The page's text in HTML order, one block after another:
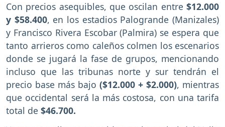
Con precios asequibles, que oscilan entre $12.000
y $58.400, en los estadios Palogrande (Manizales)
y Francisco Rivera Escobar (Palmira) se espera que
tanto arrieros como caleños colmen los escenarios
donde se jugará la fase de grupos, mencionando
incluso que las tribunas norte y sur tendrán el
precio base más bajo ($12.000 + $2.000), mientras
que occidental será la más costosa, con una tarifa
total de $46.700.